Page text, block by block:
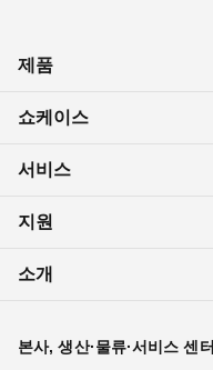
제품
쇼케이스
서비스
지원
소개
본사, 생산·물류·서비스 센터